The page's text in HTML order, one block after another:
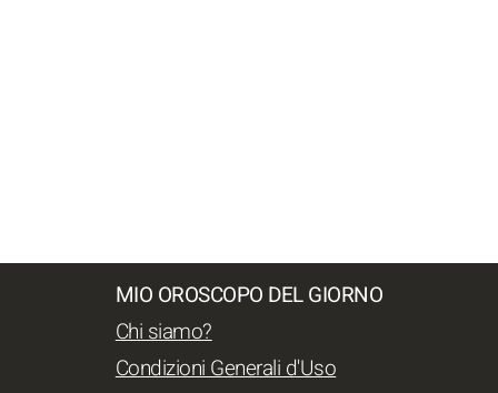
MIO OROSCOPO DEL GIORNO
Chi siamo?
Condizioni Generali d'Uso